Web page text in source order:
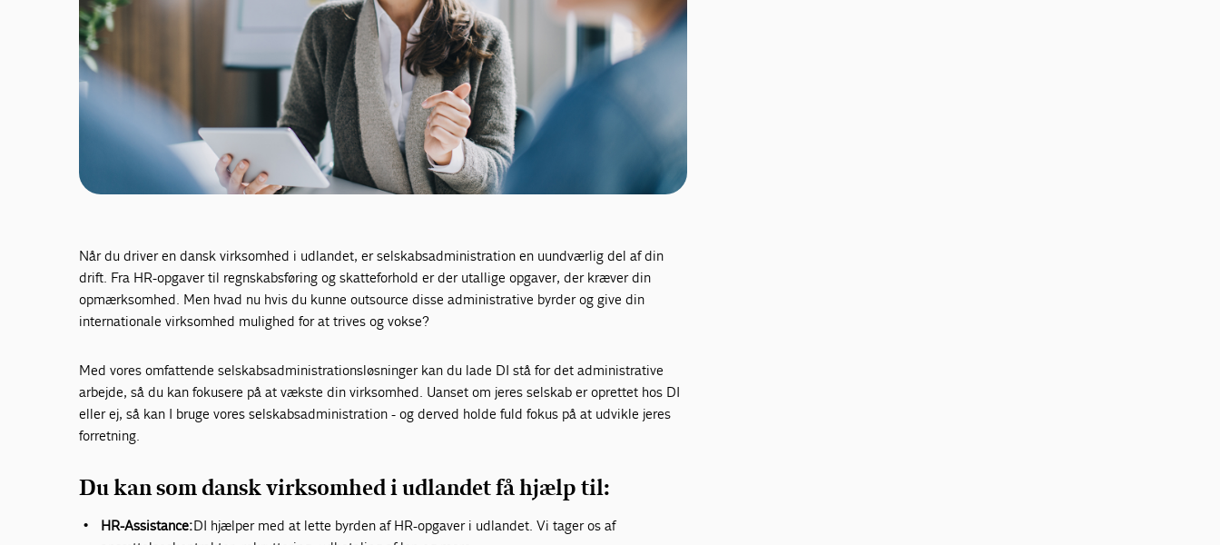
Når du driver en dansk virksomhed i udlandet, er selskabsadministration en uundværlig del af din
drift. Fra HR-opgaver til regnskabsføring og skatteforhold er der utallige opgaver, der kræver din
opmærksomhed. Men hvad nu hvis du kunne outsource disse administrative byrder og give din
internationale virksomhed mulighed for at trives og vokse?
Med vores omfattende selskabsadministrationsløsninger kan du lade DI stå for det administrative
arbejde, så du kan fokusere på at vækste din virksomhed. Uanset om jeres selskab er oprettet hos DI
eller ej, så kan I bruge vores selskabsadministration - og derved holde fuld fokus på at udvikle jeres
forretning.
Du kan som dansk virksomhed i udlandet få hjælp til:
HR-Assistance:DI hjælper med at lette byrden af HR-opgaver i udlandet. Vi tager os af